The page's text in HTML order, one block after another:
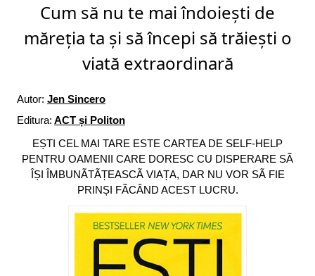
Cum să nu te mai îndoiești de
măreția ta și să începi să trăiești o
viată extraordinară
Autor: Jen Sincero
Editura: ACT și Politon
EȘTI CEL MAI TARE ESTE CARTEA DE SELF-HELP
PENTRU OAMENII CARE DORESC CU DISPERARE SÃ
ÎȘI ÎMBUNÃTÃȚEASCÃ VIAȚA, DAR NU VOR SÃ FIE
PRINȘI FÃCÂND ACEST LUCRU.